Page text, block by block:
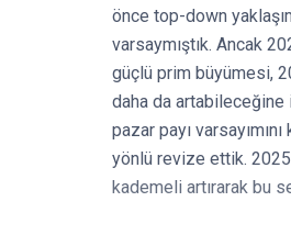
önce top-down
varsaymıştık. Ancak
güçlü prim büyümesi,
daha da artabileceğine
pazar payı
yönlü revize ettik. 2025
kademeli artırarak bu